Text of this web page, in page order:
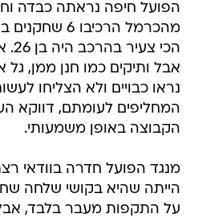
הפועל חיפה נראתה כבדה
הכי
אבל ותיקים כמו חנן ממן, גל
נראו כבויים ולא הצליחו
המחליפים לעומתם, דווקא
הקבוצה באופן משמעותי.
מנגד הפועל חדרה בוודאי
הייתה שהיא בקושי שלחה
על התקפות מעבר בלבד,